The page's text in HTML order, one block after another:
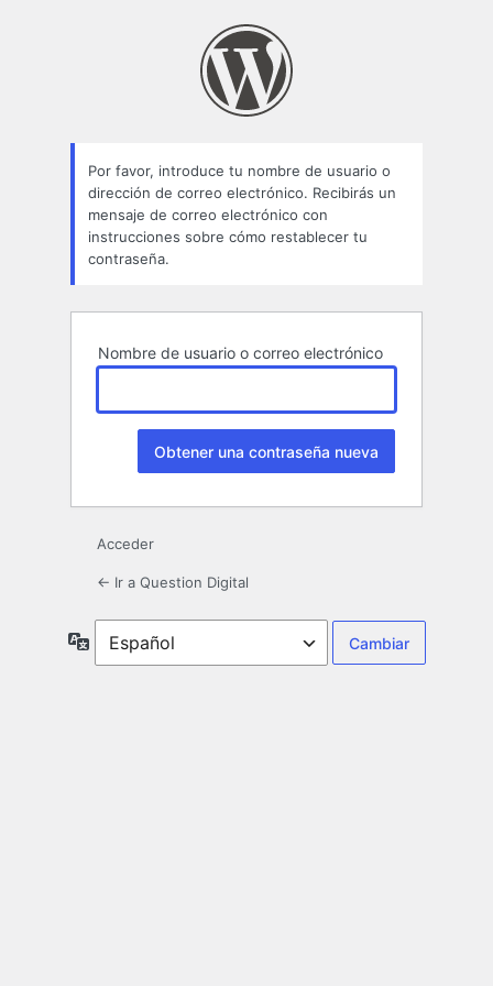
Por favor, introduce tu nombre de usuario o
dirección de correo electrónico. Recibirás un
mensaje de correo electrónico con
instrucciones sobre cómo restablecer tu
contraseña.
Nombre de usuario o correo electrónico
Acceder
← Ir a Question Digital
Idioma